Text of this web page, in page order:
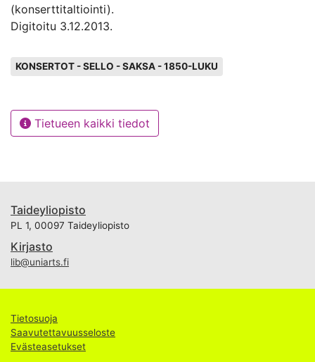
(konserttitaltiointi).
Digitoitu 3.12.2013.
KONSERTOT - SELLO - SAKSA - 1850-LUKU
Tietueen kaikki tiedot
Taideyliopisto
PL 1, 00097 Taideyliopisto
Kirjasto
lib@uniarts.fi
Tietosuoja
Saavutettavuusseloste
Evästeasetukset